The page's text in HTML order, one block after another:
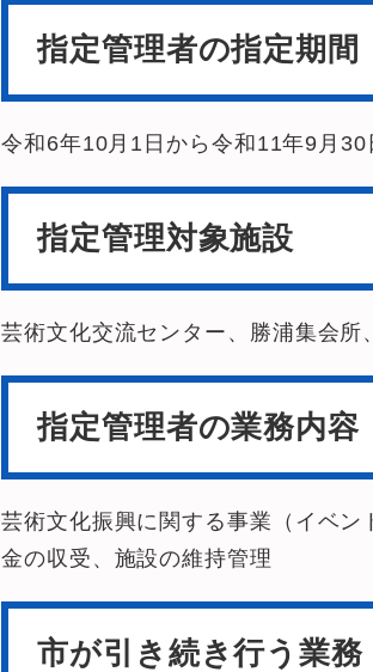
指定管理者の指定期間
令和6年10月1日から令和11年9月30
指定管理対象施設
芸術文化交流センター、勝浦集会
指定管理者の業務内容
芸術文化振興に関する事業（イベ
金の収受、施設の維持管理
市が引き続き行う業務